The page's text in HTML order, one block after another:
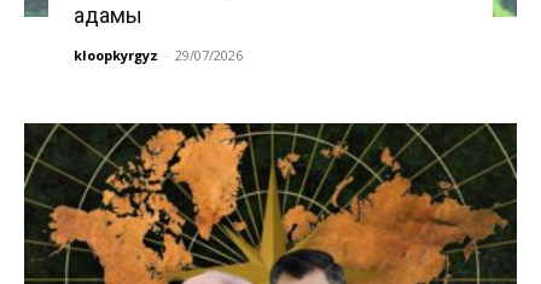
адамы
kloopkyrgyz - 29/07/2026